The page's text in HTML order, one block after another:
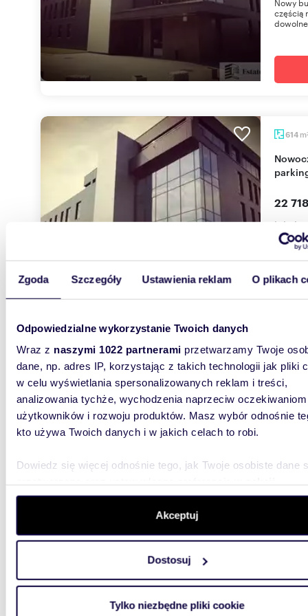
Zgoda Szczegóły Ustawienia reklam O plikach
Odpowiedzialne wykorzystanie Twoich danych
Wraz z naszymi 1022 partnerami przetwarzamy Twoje
dane, np. adres IP, korzystając z takich technologii jak pliki
w celu wyświetlania spersonalizowanych reklam i treści,
analizowania tychże, wychodzenia naprzeciw oczekiwaniom
użytkowników i rozwoju produktów. Masz wybór odnośnie
kto używa Twoich danych i w jakich celach to robi.
Dowiedz się więcej odnośnie tego, jak Twoje osobiste dane
szczegółów. W Deklaracji plików cookie możesz zmienić
wycofać swoją zgodę w dowolnej chwili.
aby oferować funkcje społecznościowe i analizować ruch w
witrynie. Informacje o tym, jak korzystasz z naszej witryny,
analitycznym. Partnerzy mogą połączyć te informacje z
Akceptuj
Dostosuj
Tylko niezbędne pliki cookie
częścią
614 m
Nowoczesny biurowiec z magazynem i
22
lokal
Nowy
częścią
277
Na wynajem nowoczesny biurowiec z parkingiem
i